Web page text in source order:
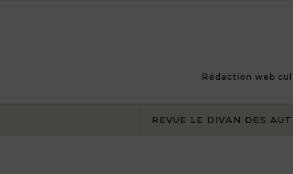
Rédaction web
REVUE LE DIVAN DES